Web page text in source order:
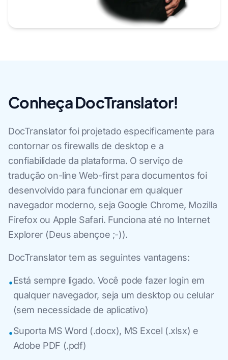
Conheça DocTranslator!
DocTranslator foi projetado especificamente para
contornar os firewalls de desktop e a
confiabilidade da plataforma. O serviço de
tradução on-line Web-first para documentos foi
desenvolvido para funcionar em qualquer
navegador moderno, seja Google Chrome, Mozilla
Firefox ou Apple Safari. Funciona até no Internet
Explorer (Deus abençoe ;-)).
DocTranslator tem as seguintes vantagens:
•Está sempre ligado. Você pode fazer login em
qualquer navegador, seja um desktop ou celular
(sem necessidade de aplicativo)
•Suporta MS Word (.docx), MS Excel (.xlsx) e
Adobe PDF (.pdf)